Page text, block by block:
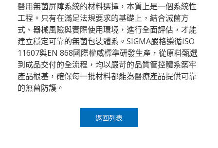
醫用無菌屏障系統的材料選擇，本質上是一個系統性
工程。只有在滿足法規要求的基礎上，結合滅菌方
式、器械風險與實際使用環境，進行全面評估，才能
建立穩定可靠的無菌包裝體系。SIGMA嚴格遵循ISO
11607與EN 868國際權威標準研發生產，從原料甄選
到成品交付的全流程，均以嚴苛的品質管控體系築牢
產品根基，確保每一批材料都能為醫療產品提供可靠
的無菌防護。
返回列表